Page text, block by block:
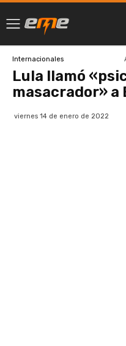
Internacionales
Lula llamó
masacrador» a
viernes 14 de enero de 2022